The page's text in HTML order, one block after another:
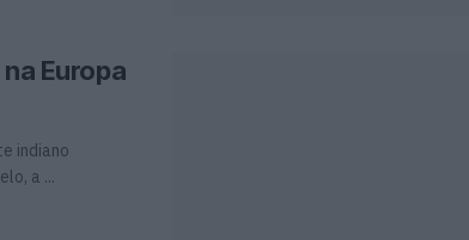
Europa
indiano
a ...